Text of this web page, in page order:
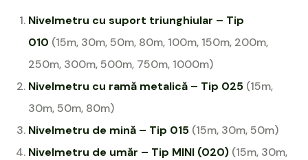
Nivelmetru cu suport triunghiular – Tip
010 (15m, 30m, 50m, 80m, 100m, 150m, 200m,
250m, 300m, 500m, 750m, 1000m)
Nivelmetru cu ramă metalică – Tip 025 (15m,
30m, 50m, 80m)
Nivelmetru de mină – Tip 015 (15m, 30m, 50m)
Nivelmetru de umăr – Tip MINI (020) (15m, 30m,